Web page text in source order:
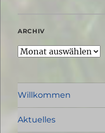
ARCHIV
Archiv
Willkommen
Aktuelles